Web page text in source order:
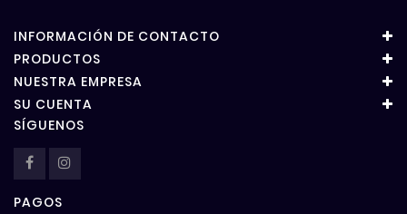
INFORMACIÓN DE CONTACTO
PRODUCTOS
NUESTRA EMPRESA
SU CUENTA
SÍGUENOS
PAGOS